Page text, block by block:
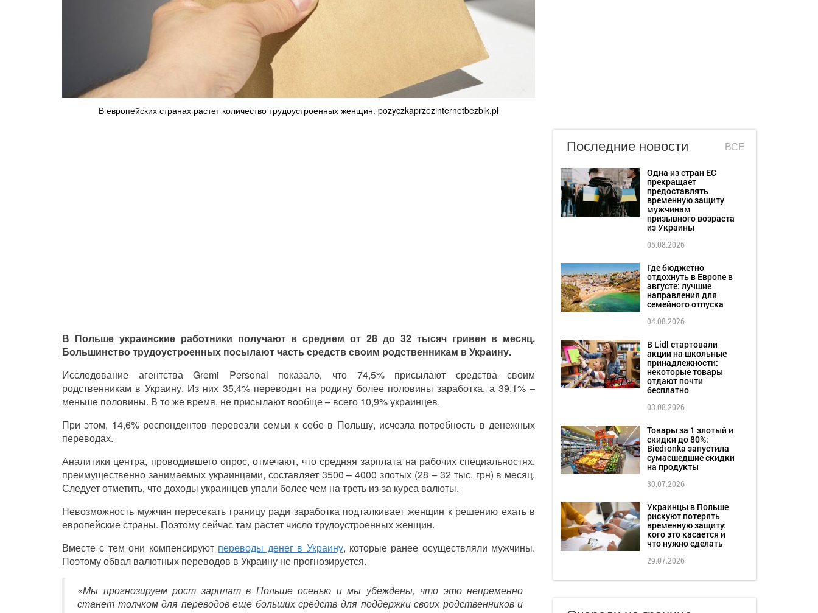
В европейских странах растет количество трудоустроенных женщин. pozyczkaprzezinternetbezbik.pl
В Польше украинские работники получают в среднем от 28 до 32 тысяч гривен в месяц.
Большинство трудоустроенных посылают часть средств своим родственникам в Украину.
Исследование агентства Gremi Personal показало, что 74,5% присылают средства своим
родственникам в Украину. Из них 35,4% переводят на родину более половины заработка, а 39,1%–
меньше половины. В то же время, не присылают вообще– всего 10,9% украинцев.
При этом, 14,6% респондентов перевезли семьи к себе в Польшу, исчезла потребность в денежных
переводах.
Аналитики центра, проводившего опрос, отмечают, что средняя зарплата на рабочих специальностях,
преимущественно занимаемых украинцами, составляет 3500 – 4000 злотых (28 – 32 тыс. грн) в месяц.
Следует отметить, что доходы украинцев упали более чем на треть из-за курса валюты.
Невозможность мужчин пересекать границу ради заработка подталкивает женщин к решению ехать в
европейские страны. Поэтому сейчас там растет число трудоустроенных женщин.
Вместе с тем они компенсируют переводы денег в Украину, которые ранее осуществляли мужчины.
Поэтому обвал валютных переводов в Украину не прогнозируется.
«Мы прогнозируем рост зарплат в Польше осенью и мы убеждены, что это непременно
станет толчком для переводов еще больших средств для поддержки своих родственников и
Последние новости ВСЕ
Одна из стран ЕС
прекращает
предоставлять
временную защиту
мужчинам
призывного возраста
из Украины
05.08.2026
Где бюджетно
отдохнуть в Европе в
августе: лучшие
направления для
семейного отпуска
04.08.2026
В Lidl стартовали
акции на школьные
принадлежности:
некоторые товары
отдают почти
бесплатно
03.08.2026
Товары за 1 злотый и
скидки до 80%:
Biedronka запустила
сумасшедшие скидки
на продукты
30.07.2026
Украинцы в Польше
рискуют потерять
временную защиту:
кого это касается и
что нужно сделать
29.07.2026